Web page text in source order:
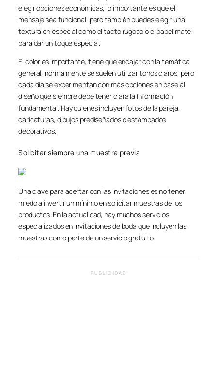
elegir opciones económicas, lo importante es que el
mensaje sea funcional, pero también puedes elegir una
textura en especial como el tacto rugoso o el papel mate
para dar un toque especial.
El color es importante, tiene que encajar con la temática
general, normalmente se suelen utilizar tonos claros, pero
cada día se experimentan con más opciones en base al
diseño que siempre debe tener clara la información
fundamental. Hay quienes incluyen fotos de la pareja,
caricaturas, dibujos prediseñados o estampados
decorativos.
Solicitar siempre una muestra previa
Una clave para acertar con las invitaciones es no tener
miedo a invertir un mínimo en solicitar muestras de los
productos. En la actualidad, hay muchos servicios
especializados en invitaciones de boda que incluyen las
muestras como parte de un servicio gratuito.
PUBLICIDAD